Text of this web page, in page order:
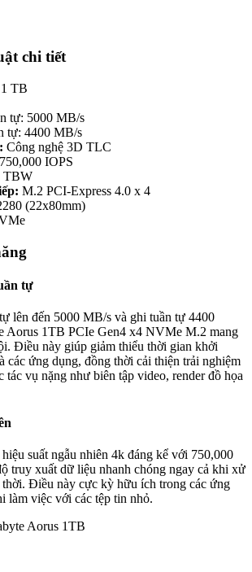
chi tiết
1 TB
tự: 5000 MB/s
tự: 4400 MB/s
Công nghệ 3D TLC
750,000 IOPS
TBW
M.2 PCI-Express 4.0 x 4
(22x80mm)
tự
lên đến 5000 MB/s và ghi tuần tự 4400
Aorus 1TB PCIe Gen4 x4 NVMe M.2 mang
Điều này giúp giảm thiểu thời gian khởi
các ứng dụng, đồng thời cải thiện trải nghiệm
tác vụ nặng như biên tập video, render đồ họa
suất ngẫu nhiên 4k đáng kể với 750,000
truy xuất dữ liệu nhanh chóng ngay cả khi xử
Điều này cực kỳ hữu ích trong các ứng
làm việc với các tệp tin nhỏ.